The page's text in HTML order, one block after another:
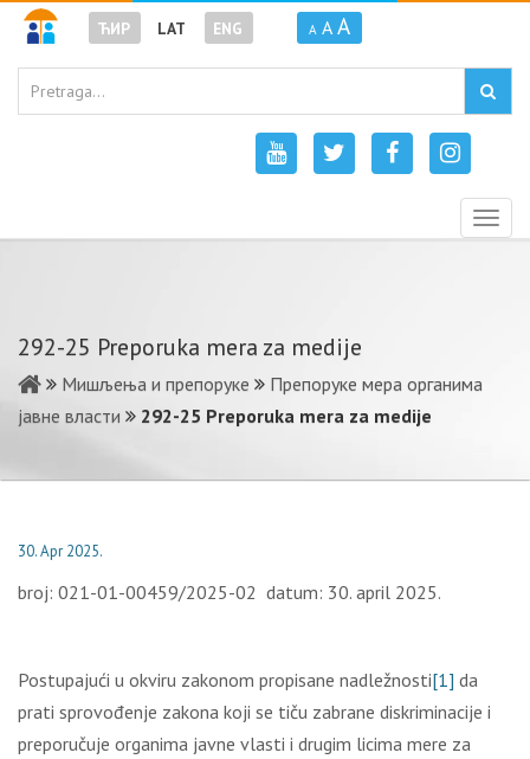
ЋИР LAT ENG A A A
292-25 Preporuka mera za medije
Мишљења и препоруке
Препоруке мера органима
јавне власти
292-25 Preporuka mera za medije
30. Apr 2025.
broj: 021-01-00459/2025-02 datum: 30. april 2025.
Postupajući u okviru zakonom propisane nadležnosti[1] da
prati sprovođenje zakona koji se tiču zabrane diskriminacije i
preporučuje organima javne vlasti i drugim licima mere za